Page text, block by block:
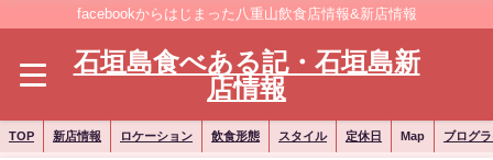
facebookからはじまった八重山飲食店情報&新店情報
石垣島食べある記・石垣島新
店情報
TOP 新店情報 ロケーション 飲食形態 スタイル 定休日 Map ブログ